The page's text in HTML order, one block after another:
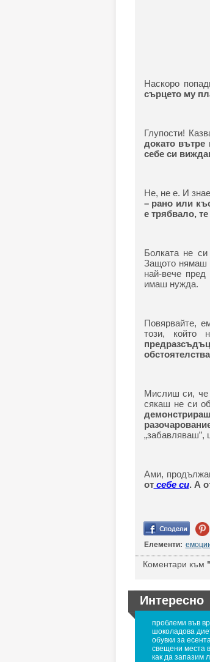
Наскоро
сърцето му
Глупости!
докато
себе си
Не, не е. И
– рано или
е трябвало,
Болката не
Защото нямаш
най-вече
имаш нужда.
Повярвайте,
този,
обстоятелства
Мислиш си, че
сякаш не си
Ами,
отсебе си. А
Елементи:
Коментари към
Интересно
проблеми във
шоколадова
обувки за
свещени места
как да запазим